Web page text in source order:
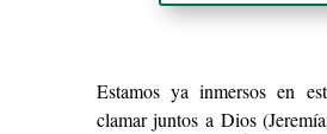
Estamos ya inmersos en
clamar juntos a Dios